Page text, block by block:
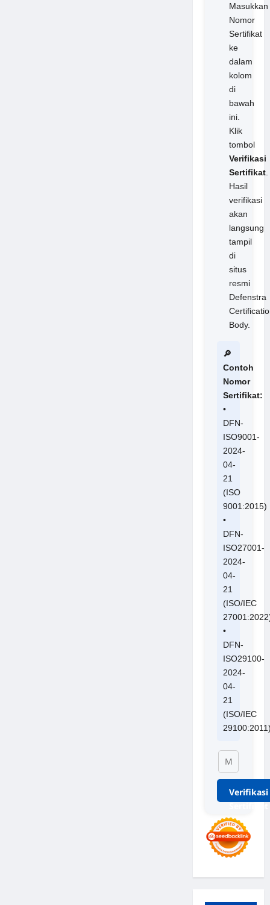
Masukkan
Nomor
Sertifikat
ke
dalam
kolom
di
bawah
ini.
Klik
tombol
Verifikasi
Sertifikat.
Hasil
verifikasi
akan
langsung
tampil
di
situs
resmi
Defenstra
Body.
🔎
Contoh
Nomor
Sertifikat:
•
DFN-
ISO9001-
2024-
04-
21
(ISO
9001:2015)
•
DFN-
ISO27001-
2024-
04-
21
(ISO/IEC
•
DFN-
ISO29100-
2024-
04-
21
(ISO/IEC
Verifikasi
Sertifikat